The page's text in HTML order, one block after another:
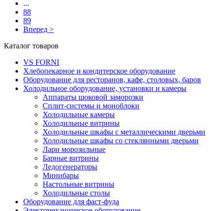
...
88
89
Вперед >
Каталог товаров
VS FORNI
Хлебопекарное и кондитерское оборудование
Оборудование для ресторанов, кафе, столовых, баров
Холодильное оборудование, установки и камеры
Аппараты шоковой заморозки
Сплит-системы и моноблоки
Холодильные камеры
Холодильные витрины
Холодильные шкафы с металлическими дверьми
Холодильные шкафы со стеклянными дверьми
Лари морозильные
Барные витрины
Ледогенераторы
Минибары
Настольные витрины
Холодильные столы
Оборудование для фаст-фуда